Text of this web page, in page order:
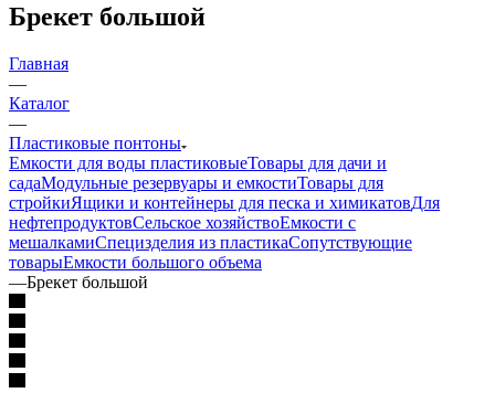
Брекет большой
Главная
—
Каталог
—
Пластиковые понтоны
Емкости для воды пластиковыеТовары для дачи и
садаМодульные резервуары и емкостиТовары для
стройкиЯщики и контейнеры для песка и химикатовДля
нефтепродуктовСельское хозяйствоЕмкости с
мешалкамиСпецизделия из пластикаСопутствующие
товарыЕмкости большого объема
—Брекет большой